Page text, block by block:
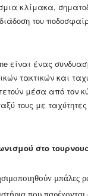
κλίμακα,
του
είναι ένας
τακτικών και
μέσα από τον
τους με
στο
μπάλες